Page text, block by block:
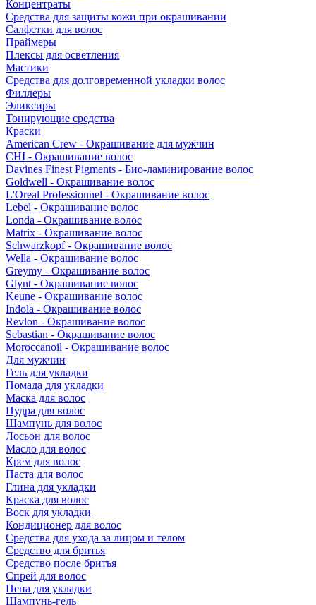
Концентраты
Средства для защиты кожи при окрашивании
Салфетки для волос
Праймеры
Плексы для осветления
Мастики
Средства для долговременной укладки волос
Филлеры
Эликсиры
Тонирующие средства
Краски
American Crew - Окрашивание для мужчин
CHI - Окрашивание волос
Davines Finest Pigments - Био-ламинирование волос
Goldwell - Окрашивание волос
L'Oreal Professionnel - Окрашивание волос
Lebel - Окрашивание волос
Londa - Окрашивание волос
Matrix - Окрашивание волос
Schwarzkopf - Окрашивание волос
Wella - Окрашивание волос
Greymy - Окрашивание волос
Glynt - Окрашивание волос
Keune - Окрашивание волос
Indola - Окрашивание волос
Revlon - Окрашивание волос
Sebastian - Окрашивание волос
Moroccanoil - Окрашивание волос
Для мужчин
Гель для укладки
Помада для укладки
Маска для волос
Пудра для волос
Шампунь для волос
Лосьон для волос
Масло для волос
Крем для волос
Паста для волос
Глина для укладки
Краска для волос
Воск для укладки
Кондиционер для волос
Средства для ухода за лицом и телом
Средство для бритья
Средство после бритья
Спрей для волос
Пена для укладки
Шампунь-гель